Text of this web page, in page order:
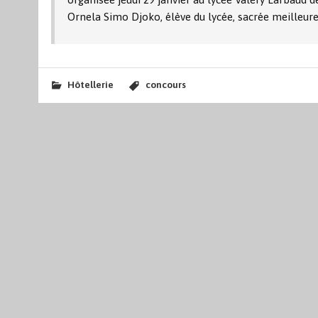
Ornela Simo Djoko, élève du lycée, sacrée meilleure
Hôtellerie concours